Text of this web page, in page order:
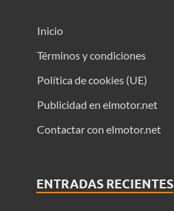
Inicio
Términos y condiciones
Política de cookies (UE)
Publicidad en elmotor.net
Contactar con elmotor.net
ENTRADAS RECIENTES